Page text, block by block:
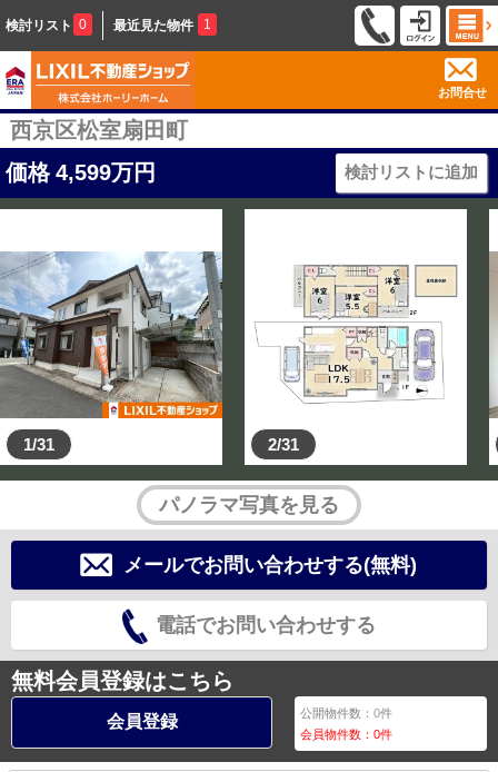
検討リスト 0 最近見た物件 1
お問合せ
西京区松室扇田町
価格 4,599万円 検討リストに追加
1/31 2/31
パノラマ写真を見る
メールでお問い合わせする(無料)
電話でお問い合わせする
無料会員登録はこちら
会員登録 公開物件数：0件
会員物件数：0件